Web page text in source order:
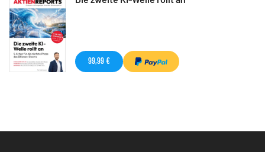
99,99 €